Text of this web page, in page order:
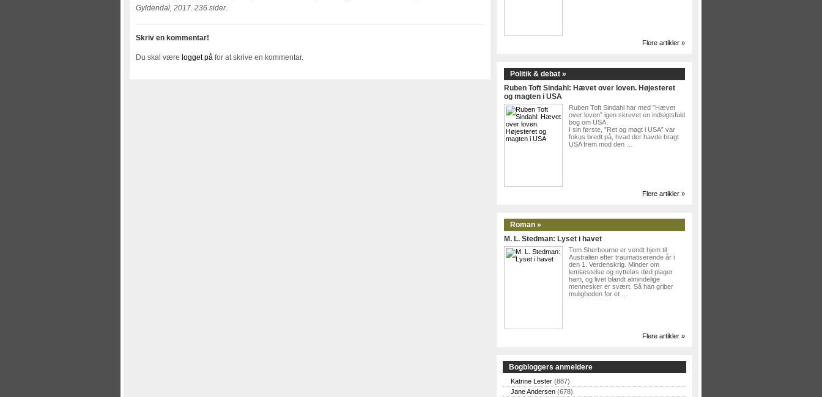
Gyldendal, 2017. 236 sider.
Skriv en kommentar!
Du skal være logget på for at skrive en kommentar.
Flere artikler »
Politik & debat »
Ruben Toft Sindahl: Hævet over loven. Højesteret
og magten i USA
Ruben Toft Sindahl har med ”Hævet
over loven” igen skrevet en indsigtsfuld
bog om USA.
I sin første, ”Ret og magt i USA” var
fokus bredt på, hvad der havde bragt
USA frem mod den …
Flere artikler »
Roman »
M. L. Stedman: Lyset i havet
Tom Sherbourne er vendt hjem til
Australien efter traumatiserende år i
den 1. Verdenskrig. Minder om
lemlæstelse og nytteløs død plager
ham, og livet blandt almindelige
mennesker er svært. Så han griber
muligheden for et …
Flere artikler »
Bogbloggers anmeldere
Katrine Lester (887)
Jane Andersen (678)